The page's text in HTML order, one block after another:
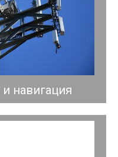
навигация